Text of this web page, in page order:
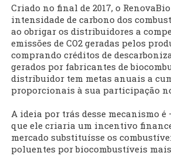
Criado no final de 2017, o
intensidade de carbono dos
ao obrigar os distribuidores a
emissões de CO2 geradas pelos
comprando créditos de
gerados por fabricantes de
distribuidor tem metas anuais a
proporcionais à sua participação
A ideia por trás desse mecanismo é
que ele criaria um incentivo
mercado substituísse os
poluentes por biocombustíveis